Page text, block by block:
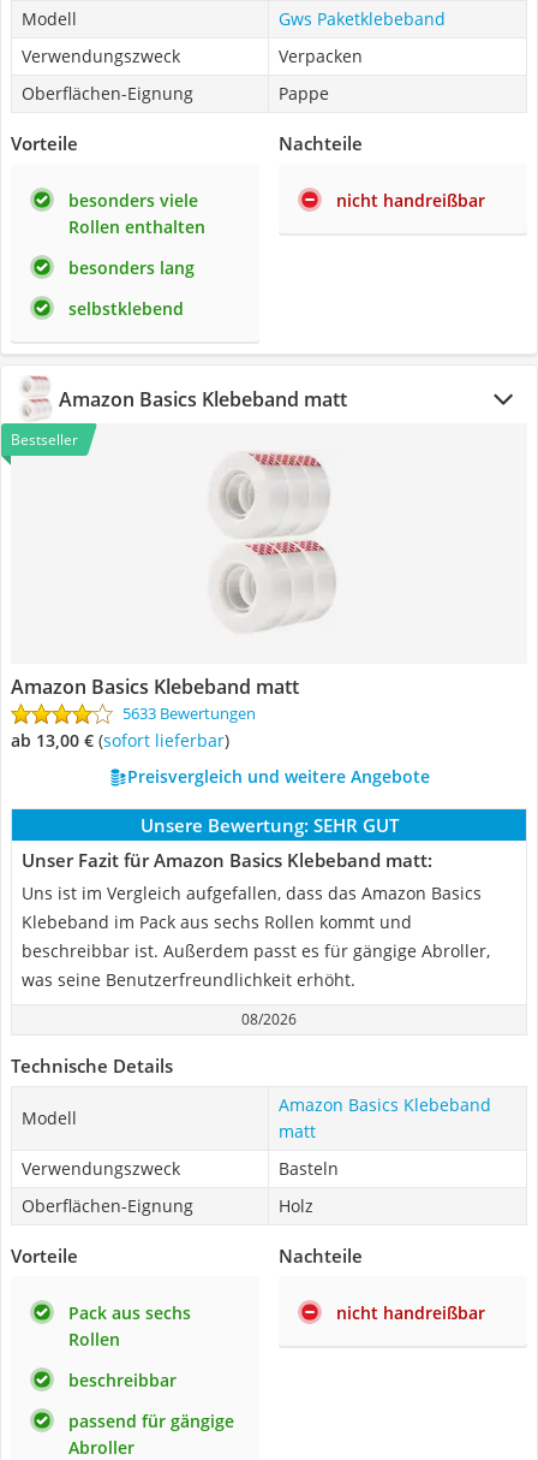
Modell
Gws Paketklebeband
Verwendungszweck
Verpacken
Oberflächen-Eignung
Pappe
Vorteile
besonders viele
Rollen enthalten
besonders lang
selbstklebend
Nachteile
nicht handreißbar
Amazon Basics Klebeband matt
Bestseller
Amazon Basics Klebeband matt
5633 Bewertungen
ab 13,00 € ( Sofort lieferbar)
Preisvergleich und weitere Angebote
Unsere Bewertung: SEHR GUT
Unser Fazit für Amazon Basics Klebeband matt:
Uns ist im Vergleich aufgefallen, dass das Amazon Basics
Klebeband im Pack aus sechs Rollen kommt und
beschreibbar ist. Außerdem passt es für gängige Abroller,
was seine Benutzerfreundlichkeit erhöht.
08/2026
Technische Details
Modell
Amazon Basics Klebeband
matt
Verwendungszweck
Basteln
Oberflächen-Eignung
Holz
Vorteile
Pack aus sechs
Rollen
beschreibbar
passend für gängige
Abroller
Nachteile
nicht handreißbar